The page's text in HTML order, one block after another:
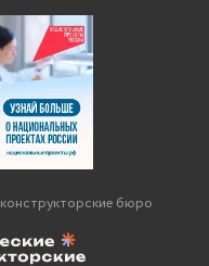
бюро